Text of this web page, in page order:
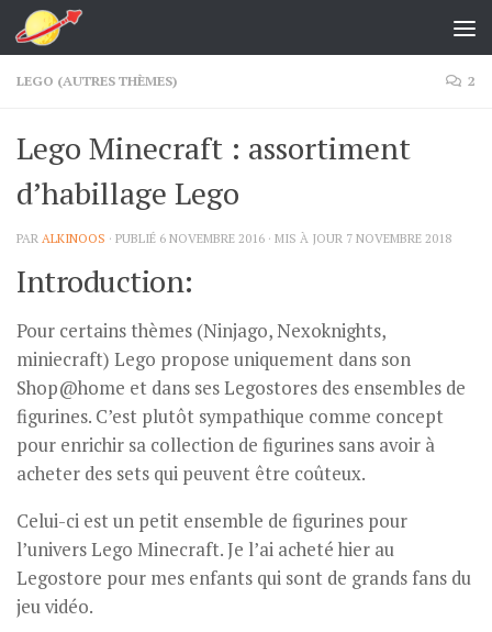
Skip to content
LEGO (AUTRES THÈMES) 2
Lego Minecraft : assortiment
d’habillage Lego
PAR ALKINOOS · PUBLIÉ 6 NOVEMBRE 2016 · MIS À JOUR 7 NOVEMBRE 2018
Introduction:
Pour certains thèmes (Ninjago, Nexoknights,
miniecraft) Lego propose uniquement dans son
Shop@home et dans ses Legostores des ensembles de
figurines. C’est plutôt sympathique comme concept
pour enrichir sa collection de figurines sans avoir à
acheter des sets qui peuvent être coûteux.
Celui-ci est un petit ensemble de figurines pour
l’univers Lego Minecraft. Je l’ai acheté hier au
Legostore pour mes enfants qui sont de grands fans du
jeu vidéo.